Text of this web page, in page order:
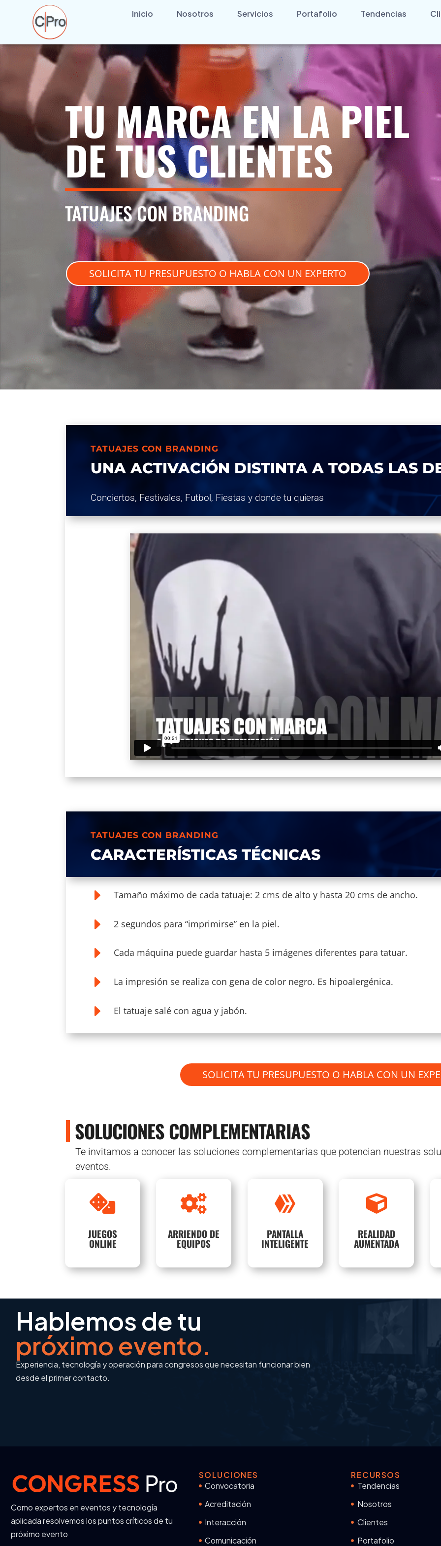
Inicio Nosotros Servicios Portafolio Tendencias
TU MARCA EN LA PIEL
DE TUS CLIENTES
TATUAJES CON BRANDING
SOLICITA TU PRESUPUESTO O HABLA CON UN EXPERTO
TATUAJES CON BRANDING
UNA ACTIVACIÓN DISTINTA A TODAS LAS
Conciertos, Festivales, Futbol, Fiestas y donde tu quieras
TATUAJES CON BRANDING
CARACTERÍSTICAS TÉCNICAS
E Tamaño máximo de cada tatuaje: 2 cms de alto y hasta 20 cms de ancho.
E 2 segundos para “imprimirse” en la piel.
E Cada máquina puede guardar hasta 5 imágenes diferentes para tatuar.
E La impresión se realiza con gena de color negro. Es hipoalergénica.
E El tatuaje salé con agua y jabón.
SOLICITA TU PRESUPUESTO O HABLA CON UN
SOLUCIONES COMPLEMENTARIAS
Te invitamos a conocer las soluciones complementarias que potencian nuestras
eventos.

JUEGOS
ONLINE
Atrae, genera leads y
datos valiosos.
SABER
MÁS

ARRIENDO DE
EQUIPOS
actualizados, sin
virus y 100%
SABER

PANTALLA
INTELIGENTE
contenido en pantalla
según quien la mira.
SABER

REALIDAD
AUMENTADA
recordación sin
límites.
SABER
Hablemos de tu
próximo evento.
Experiencia, tecnología y operación para congresos que necesitan funcionar bien
desde el primer contacto.
Como expertos en eventos y tecnología
aplicada resolvemos los puntos críticos de tu
próximo evento
SOLUCIONES
Convocatoria
Acreditación
Interacción
Comunicación
RECURSOS
Tendencias
Nosotros
Clientes
Portafolio